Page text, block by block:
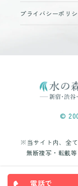
プライバシーポリ
©
※当サイト内、全
無断複写・転載等
電話で